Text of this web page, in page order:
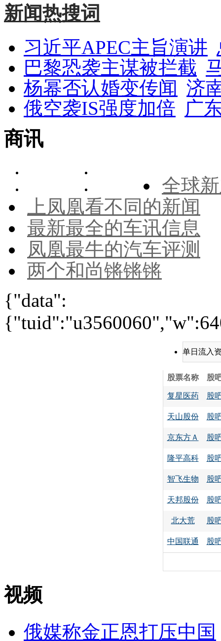
新闻热搜词
习近平APEC主旨演讲
巴黎恐袭主谋被拦截
杨幂否认婚变传闻 济
俄空袭IS强度加倍 广
商讯
全球
上凤凰看不同的新闻
最新最全的车讯信息
凤凰最牛的汽车评测
两个和尚锵锵锵
{"data":
单日流入
股票名称 股
复星医药 股
天山股份 股
京东方Ａ 股
隆平高科 股
智飞生物 股
天邦股份 股
北大荒 股
中国联通 股
视频
俄媒称金正恩打压中国